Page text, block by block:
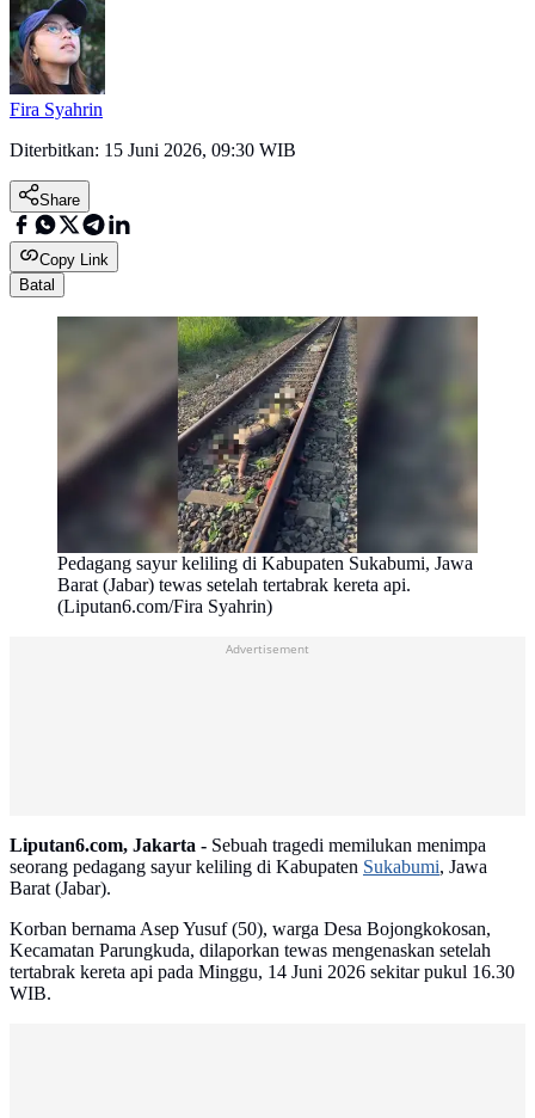
Fira Syahrin
Diterbitkan: 15 Juni 2026, 09:30 WIB
Share
Copy Link
Batal
Pedagang sayur keliling di Kabupaten Sukabumi, Jawa
Barat (Jabar) tewas setelah tertabrak kereta api.
(Liputan6.com/Fira Syahrin)
Advertisement
Liputan6.com, Jakarta - Sebuah tragedi memilukan menimpa
seorang pedagang sayur keliling di Kabupaten Sukabumi, Jawa
Barat (Jabar).
Korban bernama Asep Yusuf (50), warga Desa Bojongkokosan,
Kecamatan Parungkuda, dilaporkan tewas mengenaskan setelah
tertabrak kereta api pada Minggu, 14 Juni 2026 sekitar pukul 16.30
WIB.